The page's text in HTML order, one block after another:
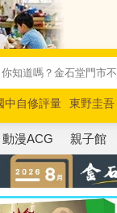
中自修評量 東野圭吾
紅花綻放
奧德賽 路
動漫ACG 親子館